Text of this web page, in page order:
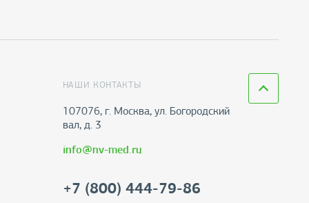
НАШИ КОНТАКТЫ
107076, г. Москва, ул. Богородский
вал, д. 3
info@nv-med.ru
+7 (800) 444-79-86